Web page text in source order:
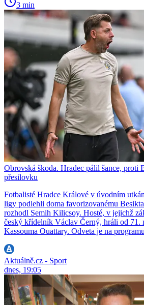
3 min
Obrovská škoda. Hradec pálil šance, proti
přesilovku
Fotbalisté Hradce Králové v úvodním
ligy podlehli doma favorizovanému
rozhodl Semih Kilicsoy. Hosté, v jejichž
český křídelník Václav Černý, hráli od 71.
Kassouma Ouattary. Odveta je na
Aktuálně.cz - Sport
dnes, 19:05